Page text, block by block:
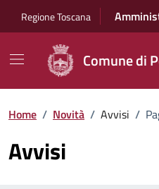
Regione Toscana
Comune di
Home / Novità / Avvisi /
Avvisi